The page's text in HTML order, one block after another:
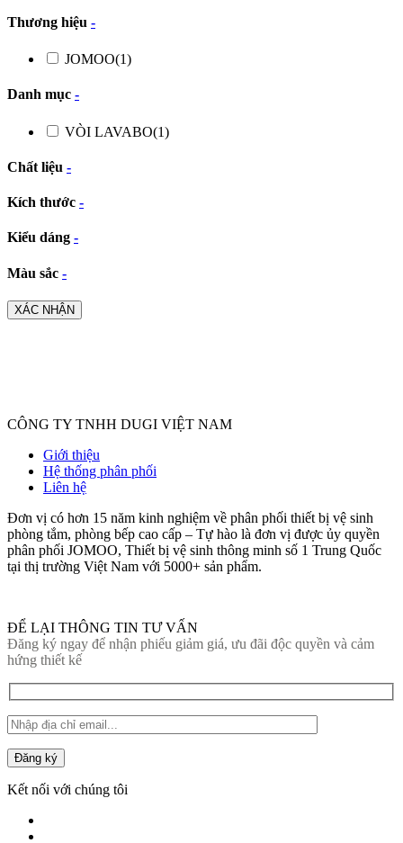
Thương hiệu -
JOMOO(1)
Danh mục -
VÒI LAVABO(1)
Chất liệu -
Kích thước -
Kiểu dáng -
Màu sắc -
XÁC NHẬN
CÔNG TY TNHH DUGI VIỆT NAM
Giới thiệu
Hệ thống phân phối
Liên hệ
Đơn vị có hơn 15 năm kinh nghiệm về phân phối thiết bị vệ sinh
phòng tắm, phòng bếp cao cấp – Tự hào là đơn vị được ủy quyền
phân phối JOMOO, Thiết bị vệ sinh thông minh số 1 Trung Quốc
tại thị trường Việt Nam với 5000+ sản phẩm.
ĐỂ LẠI THÔNG TIN TƯ VẤN
Đăng ký ngay để nhận phiếu giảm giá, ưu đãi độc quyền và cảm
hứng thiết kế
Đăng ký
Kết nối với chúng tôi